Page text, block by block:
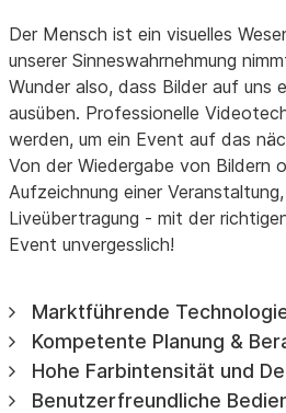
Der Mensch ist ein visuelles
unserer Sinneswahrnehmung
Wunder also, dass Bilder auf uns
ausüben. Professionelle
werden, um ein Event auf das
Von der Wiedergabe von Bildern
Aufzeichnung einer
Liveübertragung - mit der
Event unvergesslich!
Marktführende
Kompetente Planung &
Hohe Farbintensität und
Benutzerfreundliche